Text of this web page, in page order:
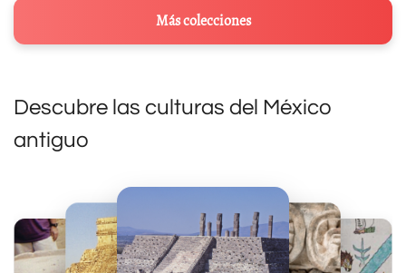
Más colecciones
Descubre las culturas del México
antiguo